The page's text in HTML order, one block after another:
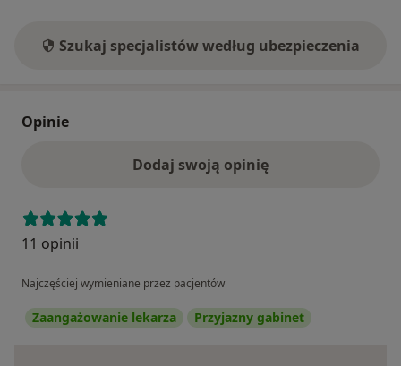
Szukaj specjalistów według ubezpieczenia
Opinie
Dodaj swoją opinię
11 opinii
Najczęściej wymieniane przez pacjentów
Zaangażowanie lekarza Przyjazny gabinet